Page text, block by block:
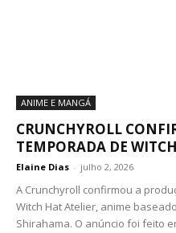
ANIME E MANGÁ
CRUNCHYROLL
TEMPORADA DE
Elaine Dias - julho 2, 2026
A Crunchyroll confirmou a
Witch Hat Atelier, anime
Shirahama. O anúncio foi feito